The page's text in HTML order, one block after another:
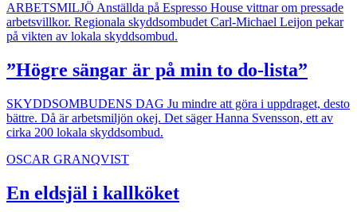
ARBETSMILJÖ Anställda på Espresso House vittnar om pressade
arbetsvillkor. Regionala skyddsombudet Carl-Michael Leijon pekar
på vikten av lokala skyddsombud.
”Högre sängar är på min to do-lista”
SKYDDSOMBUDENS DAG Ju mindre att göra i uppdraget, desto
bättre. Då är arbetsmiljön okej. Det säger Hanna Svensson, ett av
cirka 200 lokala skyddsombud.
OSCAR GRANQVIST
En eldsjäl i kallköket